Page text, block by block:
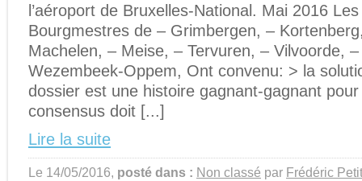
l’aéroport de Bruxelles-National. Mai 2016
Bourgmestres de – Grimbergen, –
Machelen, – Meise, – Tervuren, – Vilvoorde,
Wezembeek-Oppem, Ont convenu: > la
dossier est une histoire gagnant-gagnant
consensus doit [...]
Lire la suite
Le 14/05/2016, posté dans : Non classé par Frédéric Petit